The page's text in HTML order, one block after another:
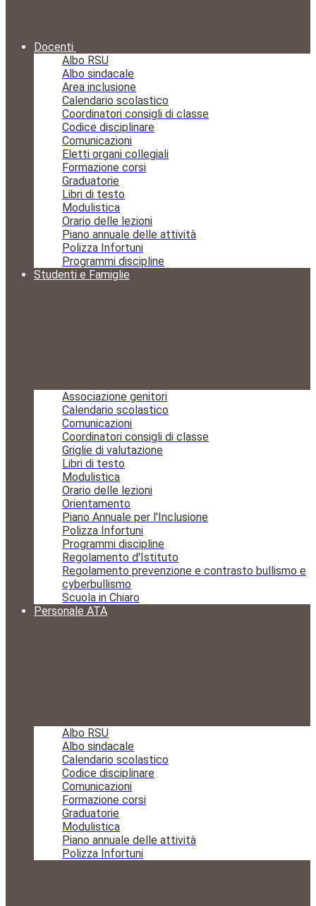
Docenti
Albo RSU
Albo sindacale
Area inclusione
Calendario scolastico
Coordinatori consigli di classe
Codice disciplinare
Comunicazioni
Eletti organi collegiali
Formazione corsi
Graduatorie
Libri di testo
Modulistica
Orario delle lezioni
Piano annuale delle attività
Polizza Infortuni
Programmi discipline
Studenti e Famiglie
Associazione genitori
Calendario scolastico
Comunicazioni
Coordinatori consigli di classe
Griglie di valutazione
Libri di testo
Modulistica
Orario delle lezioni
Orientamento
Piano Annuale per l'Inclusione
Polizza Infortuni
Programmi discipline
Regolamento d'Istituto
Regolamento prevenzione e contrasto bullismo e
cyberbullismo
Scuola in Chiaro
Personale ATA
Albo RSU
Albo sindacale
Calendario scolastico
Codice disciplinare
Comunicazioni
Formazione corsi
Graduatorie
Modulistica
Piano annuale delle attività
Polizza Infortuni